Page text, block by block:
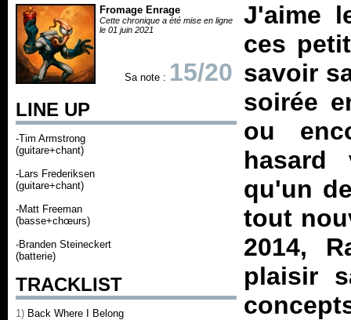
Fromage Enrage
Cette chronique a été mise en ligne
le 01 juin 2021
Sa note : 15/20
LINE UP
-Tim Armstrong
(guitare+chant)
-Lars Frederiksen
(guitare+chant)
-Matt Freeman
(basse+chœurs)
-Branden Steineckert
(batterie)
TRACKLIST
1) Back Where I Belong
J'aime
ces
savoir
soirée
ou
hasard
qu'un
tout
2014,
plaisir